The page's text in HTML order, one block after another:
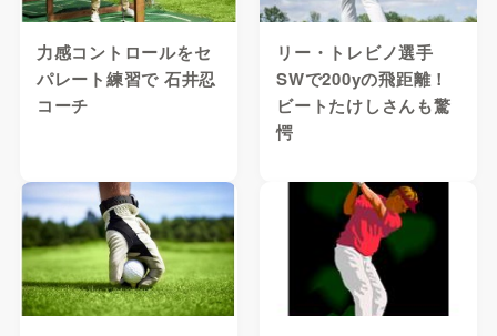
力感コントロールをセ
パレート練習で 石井忍
コーチ
リー・トレビノ選手
SWで200yの飛距離！
ビートたけしさんも驚
愕